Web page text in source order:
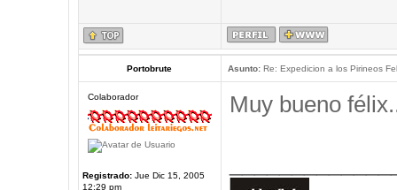
Portobrute Asunto:Re: Expedicion a los Pirineos
Colaborador
Registrado:Jue Dic 15, 2005
12:29 pm
Muy bueno